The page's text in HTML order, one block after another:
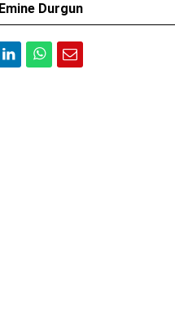
Emine Durgun